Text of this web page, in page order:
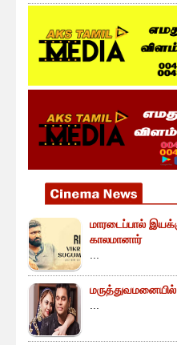
மாரடைப்பால்
காலமானார்
மருத்துவமனையில்